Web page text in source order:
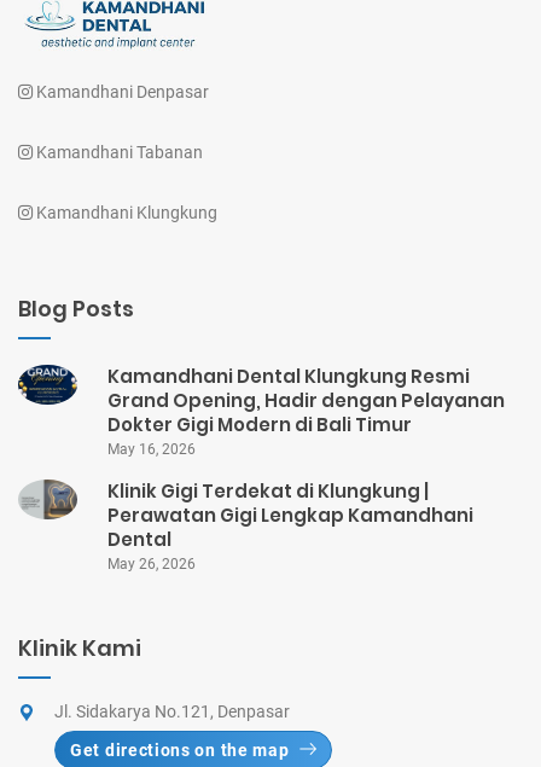
Kamandhani Denpasar
Kamandhani Tabanan
Kamandhani Klungkung
Blog Posts
Kamandhani Dental Klungkung Resmi
Grand Opening, Hadir dengan Pelayanan
Dokter Gigi Modern di Bali Timur
May 16, 2026
Klinik Gigi Terdekat di Klungkung |
Perawatan Gigi Lengkap Kamandhani
Dental
May 26, 2026
Klinik Kami
Jl. Sidakarya No.121, Denpasar
Get directions on the map